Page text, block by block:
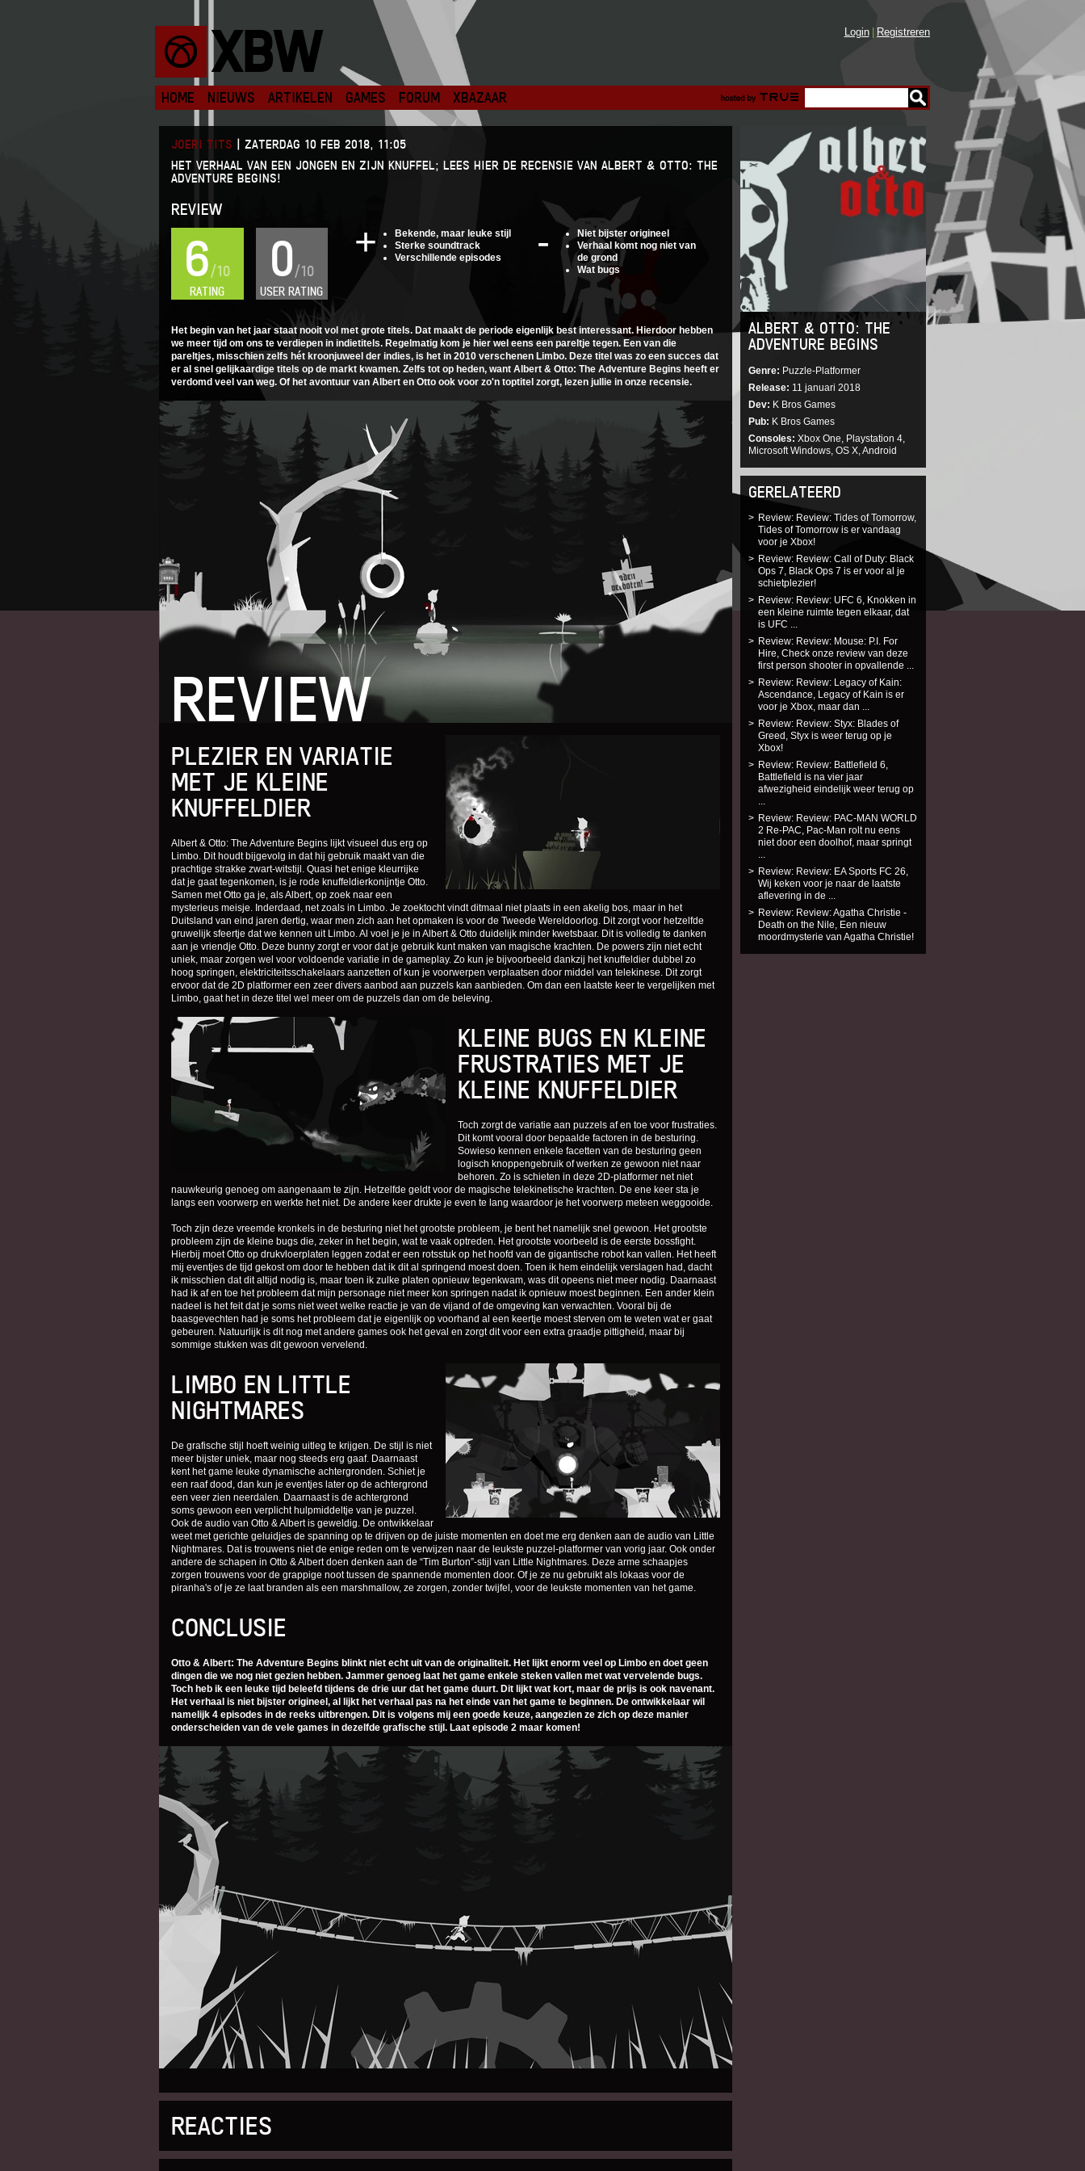
XBW Registreren
Login
HOME NIEUWS ARTIKELEN GAMES FORUM XBAZAAR
JOERI TITS | ZATERDAG 10 FEB 2018, 11:05
HET VERHAAL VAN EEN JONGEN EN ZIJN KNUFFEL; LEES HIER DE RECENSIE VAN ALBERT & OTTO: THE
ADVENTURE BEGINS!
REVIEW
RATING
6/10
USER RATING
0/10
Bekende, maar leuke stijl
Sterke soundtrack
Verschillende episodes
Niet bijster origineel
Verhaal komt nog niet van
de grond
Wat bugs
Het begin van het jaar staat nooit vol met grote titels. Dat maakt de periode eigenlijk best interessant. Hierdoor hebben
we meer tijd om ons te verdiepen in indietitels. Regelmatig kom je hier wel eens een pareltje tegen. Een van die
pareltjes, misschien zelfs hét kroonjuweel der indies, is het in 2010 verschenen Limbo. Deze titel was zo een succes dat
er al snel gelijkaardige titels op de markt kwamen. Zelfs tot op heden, want Albert & Otto: The Adventure Begins heeft er
verdomd veel van weg. Of het avontuur van Albert en Otto ook voor zo'n toptitel zorgt, lezen jullie in onze recensie.
REVIEW
PLEZIER EN VARIATIE
MET JE KLEINE
KNUFFELDIER
Albert & Otto: The Adventure Begins lijkt visueel dus erg op
Limbo. Dit houdt bijgevolg in dat hij gebruik maakt van die
prachtige strakke zwart-witstijl. Quasi het enige kleurrijke
dat je gaat tegenkomen, is je rode knuffeldierkonijntje Otto.
Samen met Otto ga je, als Albert, op zoek naar een
mysterieus meisje. Inderdaad, net zoals in Limbo. Je zoektocht vindt ditmaal niet plaats in een akelig bos, maar in het
Duitsland van eind jaren dertig, waar men zich aan het opmaken is voor de Tweede Wereldoorlog. Dit zorgt voor hetzelfde
gruwelijk sfeertje dat we kennen uit Limbo. Al voel je je in Albert & Otto duidelijk minder kwetsbaar. Dit is volledig te danken
aan je vriendje Otto. Deze bunny zorgt er voor dat je gebruik kunt maken van magische krachten. De powers zijn niet echt
uniek, maar zorgen wel voor voldoende variatie in de gameplay. Zo kun je bijvoorbeeld dankzij het knuffeldier dubbel zo
hoog springen, elektriciteitsschakelaars aanzetten of kun je voorwerpen verplaatsen door middel van telekinese. Dit zorgt
ervoor dat de 2D platformer een zeer divers aanbod aan puzzels kan aanbieden. Om dan een laatste keer te vergelijken met
Limbo, gaat het in deze titel wel meer om de puzzels dan om de beleving.
KLEINE BUGS EN KLEINE
FRUSTRATIES MET JE
KLEINE KNUFFELDIER
Toch zorgt de variatie aan puzzels af en toe voor frustraties.
Dit komt vooral door bepaalde factoren in de besturing.
Sowieso kennen enkele facetten van de besturing geen
logisch knoppengebruik of werken ze gewoon niet naar
behoren. Zo is schieten in deze 2D-platformer net niet
nauwkeurig genoeg om aangenaam te zijn. Hetzelfde geldt voor de magische telekinetische krachten. De ene keer sta je
langs een voorwerp en werkte het niet. De andere keer drukte je even te lang waardoor je het voorwerp meteen weggooide.
Toch zijn deze vreemde kronkels in de besturing niet het grootste probleem, je bent het namelijk snel gewoon. Het grootste
probleem zijn de kleine bugs die, zeker in het begin, wat te vaak optreden. Het grootste voorbeeld is de eerste bossfight.
Hierbij moet Otto op drukvloerplaten leggen zodat er een rotsstuk op het hoofd van de gigantische robot kan vallen. Het heeft
mij eventjes de tijd gekost om door te hebben dat ik dit al springend moest doen. Toen ik hem eindelijk verslagen had, dacht
ik misschien dat dit altijd nodig is, maar toen ik zulke platen opnieuw tegenkwam, was dit opeens niet meer nodig. Daarnaast
had ik af en toe het probleem dat mijn personage niet meer kon springen nadat ik opnieuw moest beginnen. Een ander klein
nadeel is het feit dat je soms niet weet welke reactie je van de vijand of de omgeving kan verwachten. Vooral bij de
baasgevechten had je soms het probleem dat je eigenlijk op voorhand al een keertje moest sterven om te weten wat er gaat
gebeuren. Natuurlijk is dit nog met andere games ook het geval en zorgt dit voor een extra graadje pittigheid, maar bij
sommige stukken was dit gewoon vervelend.
LIMBO EN LITTLE
NIGHTMARES
De grafische stijl hoeft weinig uitleg te krijgen. De stijl is niet
meer bijster uniek, maar nog steeds erg gaaf. Daarnaast
kent het game leuke dynamische achtergronden. Schiet je
een raaf dood, dan kun je eventjes later op de achtergrond
een veer zien neerdalen. Daarnaast is de achtergrond
soms gewoon een verplicht hulpmiddeltje van je puzzel.
Ook de audio van Otto & Albert is geweldig. De ontwikkelaar
weet met gerichte geluidjes de spanning op te drijven op de juiste momenten en doet me erg denken aan de audio van Little
Nightmares. Dat is trouwens niet de enige reden om te verwijzen naar de leukste puzzel-platformer van vorig jaar. Ook onder
andere de schapen in Otto & Albert doen denken aan de “Tim Burton”-stijl van Little Nightmares. Deze arme schaapjes
zorgen trouwens voor de grappige noot tussen de spannende momenten door. Of je ze nu gebruikt als lokaas voor de
piranha's of je ze laat branden als een marshmallow, ze zorgen, zonder twijfel, voor de leukste momenten van het game.
CONCLUSIE
Otto & Albert: The Adventure Begins blinkt niet echt uit van de originaliteit. Het lijkt enorm veel op Limbo en doet geen
dingen die we nog niet gezien hebben. Jammer genoeg laat het game enkele steken vallen met wat vervelende bugs.
Toch heb ik een leuke tijd beleefd tijdens de drie uur dat het game duurt. Dit lijkt wat kort, maar de prijs is ook navenant.
Het verhaal is niet bijster origineel, al lijkt het verhaal pas na het einde van het game te beginnen. De ontwikkelaar wil
namelijk 4 episodes in de reeks uitbrengen. Dit is volgens mij een goede keuze, aangezien ze zich op deze manier
onderscheiden van de vele games in dezelfde grafische stijl. Laat episode 2 maar komen!
REACTIES
ALBERT & OTTO: THE
ADVENTURE BEGINS
Genre Puzzle-Platformer
Release 11 januari 2018
Dev K Bros Games
Pub K Bros Games
Consoles Xbox One, Playstation 4,
Microsoft Windows, OS X, Android
GERELATEERD
Review: Review: Tides of Tomorrow,
Tides of Tomorrow is er vandaag
voor je Xbox!
Review: Review: Call of Duty: Black
Ops 7, Black Ops 7 is er voor al je
schietplezier!
Review: Review: UFC 6, Knokken in
een kleine ruimte tegen elkaar, dat
is UFC ...
Review: Review: Mouse: P.I. For
Hire, Check onze review van deze
first person shooter in opvallende ...
Review: Review: Legacy of Kain:
Ascendance, Legacy of Kain is er
voor je Xbox, maar dan ...
Review: Review: Styx: Blades of
Greed, Styx is weer terug op je
Xbox!
Review: Review: Battlefield 6,
Battlefield is na vier jaar
afwezigheid eindelijk weer terug op
...
Review: Review: PAC-MAN WORLD
2 Re-PAC, Pac-Man rolt nu eens
niet door een doolhof, maar springt
...
Review: Review: EA Sports FC 26,
Wij keken voor je naar de laatste
aflevering in de ...
Review: Review: Agatha Christie -
Death on the Nile, Een nieuw
moordmysterie van Agatha Christie!